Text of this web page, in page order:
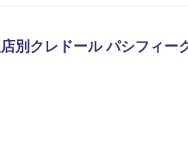
別クレドール パシフィー